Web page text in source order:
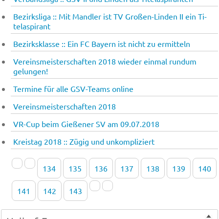
Bezirksliga :: Mit Mand­ler ist TV Großen-Linden II ein Ti­
tel­aspi­rant
Bezirksklasse :: Ein FC Bay­ern ist nicht zu er­mit­teln
Vereinsmeisterschaften 2018 wieder einmal rundum
gelungen!
Termine für alle GSV-Teams online
Vereinsmeisterschaften 2018
VR-Cup beim Gießener SV am 09.07.2018
Kreistag 2018 :: Zü­gig und un­kom­pli­ziert
134 135 136 137 138 139 140
141 142 143